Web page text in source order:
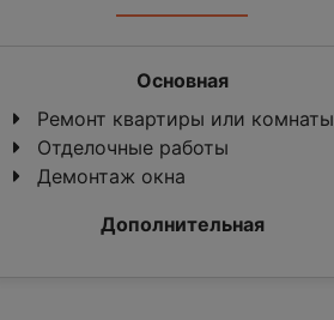
Основная
Ремонт квартиры или комнаты
Отделочные работы
Демонтаж окна
Дополнительная